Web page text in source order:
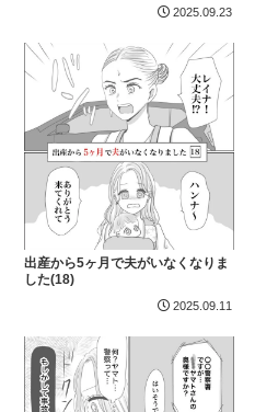
2025.09.23
出産から5ヶ月で夫がいなくなりま
した(18)
2025.09.11